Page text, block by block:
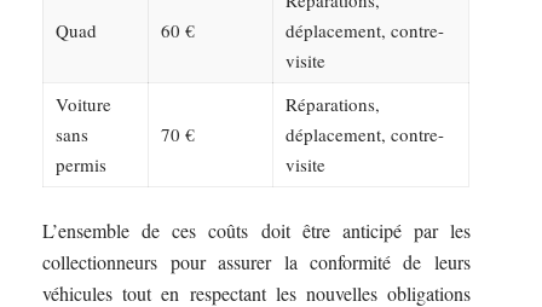
Quad 60 €
déplacement, contre-
visite
Voiture
sans
permis
70 €
Réparations,
déplacement, contre-
visite
L’ensemble de ces coûts doit être anticipé par les
collectionneurs pour assurer la conformité de leurs
véhicules tout en respectant les nouvelles obligations